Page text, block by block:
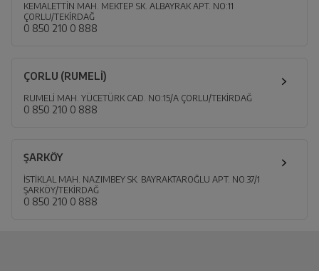
KEMALETTİN MAH. MEKTEP SK. ALBAYRAK APT. NO:11
ÇORLU/TEKİRDAĞ
0 850 210 0 888
ÇORLU (RUMELİ)
RUMELİ MAH. YÜCETÜRK CAD. NO:15/A ÇORLU/TEKİRDAĞ
0 850 210 0 888
ŞARKÖY
İSTİKLAL MAH. NAZIMBEY SK. BAYRAKTAROĞLU APT. NO:37/1
ŞARKÖY/TEKİRDAĞ
0 850 210 0 888